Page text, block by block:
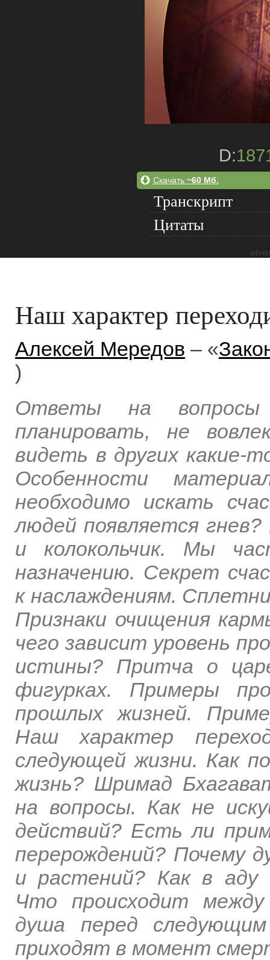
D:
Скачать ~60 Мб.
Транскрипт
Цитаты
Наш характер
Алексей Мередов – «
)
Ответы на
планировать, не
видеть в других какие-
Особенности
необходимо искать
людей появляется
и колокольчик. Мы
назначению. Секрет
к наслаждениям.
Признаки очищения
чего зависит уровень
истины? Притча о
фигурках. Примеры
прошлых жизней.
Наш характер
следующей жизни. Как
жизнь? Шримад
на вопросы. Как не
действий? Есть ли
перерождений? Почему
и растений? Как в аду
Что происходит
душа перед
приходят в момент